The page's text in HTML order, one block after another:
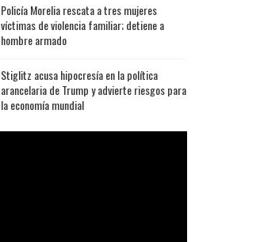
Policía Morelia rescata a tres mujeres
víctimas de violencia familiar; detiene a
hombre armado
Stiglitz acusa hipocresía en la política
arancelaria de Trump y advierte riesgos para
la economía mundial